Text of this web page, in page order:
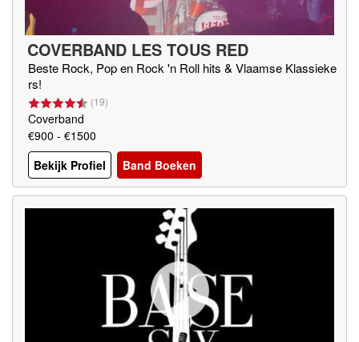
COVERBAND LES TOUS RED
Beste Rock, Pop en Rock 'n Roll hits & Vlaamse Klassieke
rs!
(19)
Coverband
€900 - €1500
Bekijk Profiel
Band Boeken